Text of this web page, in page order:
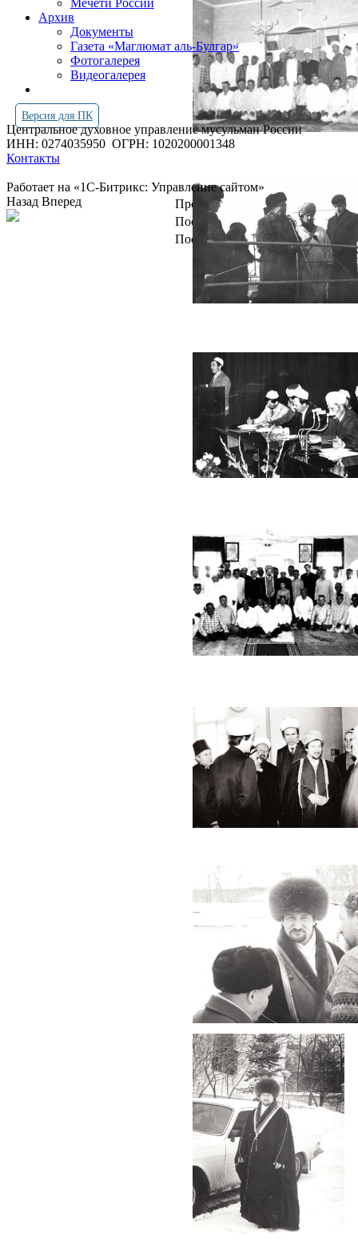
Мечети России
Архив
Документы
Газета «Маглюмат аль-Булгар»
Фотогалерея
Видеогалерея
Версия для ПК
Центральное духовное управление мусульман России
ИНН: 0274035950 ОГРН: 1020200001348
Контакты
Работает на «1С-Битрикс: Управление сайтом»
Просмотров всего:
4262170
Посетителей сегодня:
2425
Посетителей в онлайн:
Назад Вперед